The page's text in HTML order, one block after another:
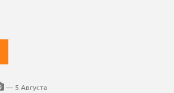
— 5 Августа